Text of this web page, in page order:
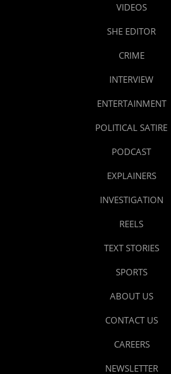
VIDEOS
SHE EDITOR
CRIME
INTERVIEW
ENTERTAINMENT
POLITICAL SATIRE
PODCAST
EXPLAINERS
INVESTIGATION
REELS
TEXT STORIES
SPORTS
ABOUT US
CONTACT US
CAREERS
NEWSLETTER